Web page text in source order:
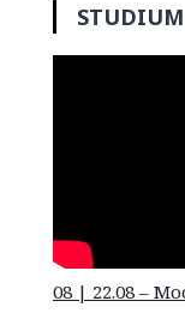
08 | 22.08 –